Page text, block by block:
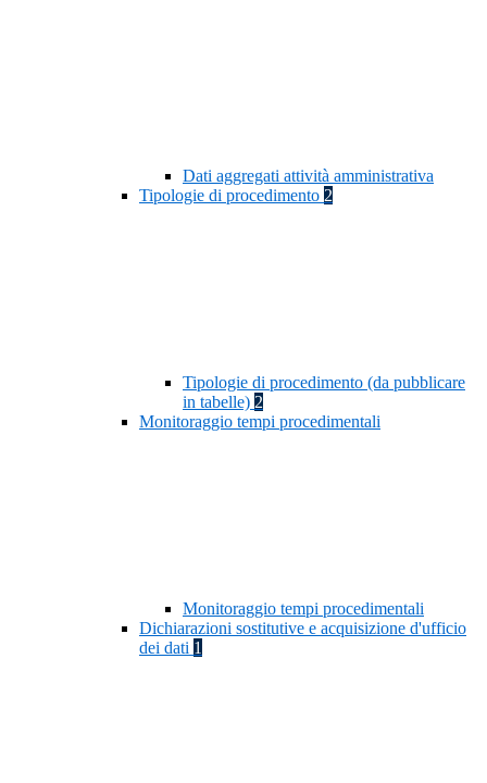
Dati aggregati attività amministrativa
Tipologie di procedimento 2
Tipologie di procedimento (da pubblicare
in tabelle) 2
Monitoraggio tempi procedimentali
Monitoraggio tempi procedimentali
Dichiarazioni sostitutive e acquisizione d'ufficio
dei dati 1